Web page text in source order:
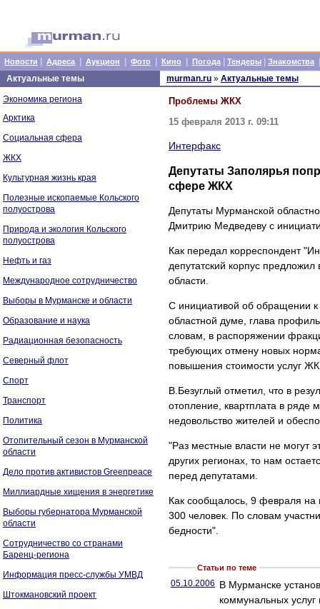
Новости Адреса Аукцион Фото Кино Погода Тендеры Знакомства
Актуальные темы
Экономика региона
Арктика
Социальная сфера
ЖКХ
Культурная жизнь края
Полезные ископаемые Кольского
полуострова
Природа и экология Кольского
полуострова
Нефть и газ
Международное сотрудничество
Выборы в Мурманске и области
Образование и наука
Радиационная безопасность
Северный флот
Спорт
Транспорт
Политика
Отопительный сезон в Мурманской
области
Дело против активистов Greenpeace
Миллиардные хищения в энергетике
Выборы губернатора Мурманской
области
Сотрудничество со странами
Баренц-региона
Информация пресс-службы УМВД
Штокмановский проект
murman.ru » Актуальные темы
Проблемы ЖКХ
15 февраля 2013 г. 09:11
Интерфакс
Депутаты Заполярья
сфере ЖКХ
Депутаты Мурманской
Дмитрию Медведеву с
Как передал корреспондент
депутатский корпус
области.
С инициативой об обращении
областной думе, глава
словам, в распоряжении
требующих отмену новых
повышения стоимости услуг
В.Безуглый отметил, что в
отопление, квартплата в ряде
недовольство жителей и
"Раз местные власти не могут
других регионах, то нам
перед депутатами.
Как сообщалось, 9 февраля
300 человек. По словам
бедности".
Статьи по теме
05.10.2006 В Мурманске
коммунальных